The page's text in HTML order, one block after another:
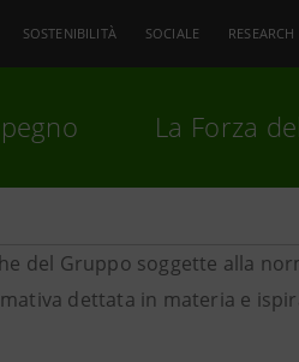
SOSTENIBILITÀ SOCIALE RESEARCH
La Forza
del Gruppo soggette alla
dettata in materia e